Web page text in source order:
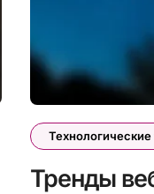
Тренды